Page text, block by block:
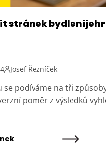
stránek
Josef Řezníček
se podíváme na tři
poměr z výsledků